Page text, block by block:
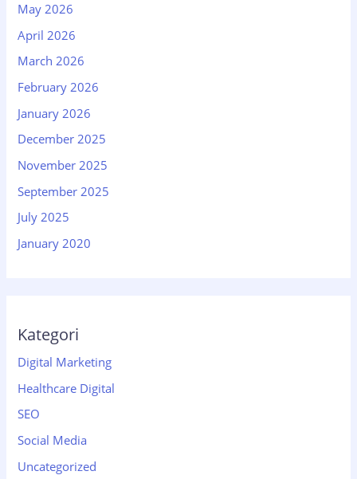
May 2026
April 2026
March 2026
February 2026
January 2026
December 2025
November 2025
September 2025
July 2025
January 2020
Kategori
Digital Marketing
Healthcare Digital
SEO
Social Media
Uncategorized